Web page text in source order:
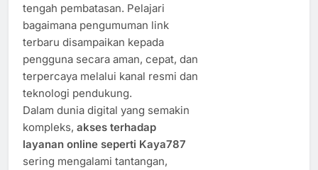
tengah pembatasan. Pelajari
bagaimana pengumuman link
terbaru disampaikan kepada
pengguna secara aman, cepat, dan
terpercaya melalui kanal resmi dan
teknologi pendukung.
Dalam dunia digital yang semakin
kompleks, akses terhadap
layanan online seperti Kaya787
sering mengalami tantangan,